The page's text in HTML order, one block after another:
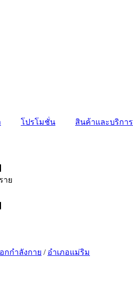
โปรโมชั่น สินค้าและบริการ
กกำลังกาย / อำเภอแม่ริม